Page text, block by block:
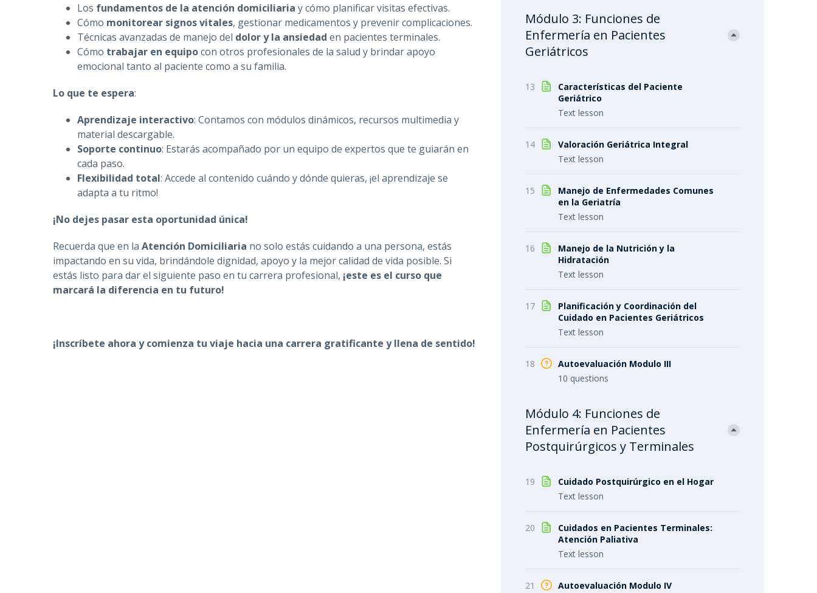
Los fundamentos de la atención domiciliaria y cómo planificar visitas efectivas.
Cómo monitorear signos vitales, gestionar medicamentos y prevenir complicaciones.
Técnicas avanzadas de manejo del dolor y la ansiedad en pacientes terminales.
Cómo trabajar en equipocon otros profesionales de la salud y brindar apoyo
emocional tanto al paciente como a su familia.
Lo que te espera:
Aprendizaje interactivo: Contamos con módulos dinámicos, recursos multimedia y
material descargable.
Soporte continuo: Estarás acompañado por un equipo de expertos que te guiarán en
cada paso.
Flexibilidad total: Accede al contenido cuándo y dónde quieras, ¡el aprendizaje se
adapta a tu ritmo!
¡No dejes pasar esta oportunidad única!
Recuerda que en la Atención Domiciliaria no solo estás cuidando a una persona, estás
impactando en su vida, brindándole dignidad, apoyo y la mejor calidad de vida posible. Si
estás listo para dar el siguiente paso en tu carrera profesional, ¡este es el curso que
marcará la diferencia en tu futuro!
¡Inscríbete ahora y comienza tu viaje hacia una carrera gratificante y llena de sentido!
Módulo 3: Funciones de
Enfermería en Pacientes
Geriátricos
13
Características del Paciente
Geriátrico
Text lesson
14
Valoración Geriátrica Integral
Text lesson
15
Manejo de Enfermedades Comunes
en la Geriatría
Text lesson
16
Manejo de la Nutrición y la
Hidratación
Text lesson
17
Planificación y Coordinación del
Cuidado en Pacientes Geriátricos
Text lesson
18
Autoevaluación Modulo III
10 questions
Módulo 4: Funciones de
Enfermería en Pacientes
Postquirúrgicos y Terminales
19
Cuidado Postquirúrgico en el Hogar
Text lesson
20
Cuidados en Pacientes Terminales:
Atención Paliativa
Text lesson
21
Autoevaluación Modulo IV